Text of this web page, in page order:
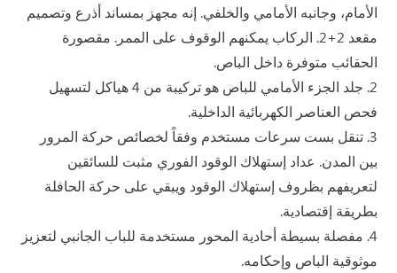
الأمام، وجانبه الأمامي والخلفي. إنه مجهز بمساند أذرع وتصميم
مقعد 2+2. الركاب يمكنهم الوقوف على الممر. مقصورة
الحقائب متوفرة داخل الباص.
2. جلد الجزء الأمامي للباص هو تركيبة من 4 هياكل لتسهيل
فحص العناصر الكهربائية الداخلية.
3. تنقل بست سرعات مستخدم وفقاً لخصائص حركة المرور
بين المدن. عداد إستهلاك الوقود الفوري مثبت للسائقين
لتعريفهم بظروف إستهلاك الوقود ويبقي على حركة الحافلة
بطريقة إقتصادية.
4. مفصلة بسيطة أحادية المحور مستخدمة للباب الجانبي لتعزيز
موثوقية الباص وإحكامه.